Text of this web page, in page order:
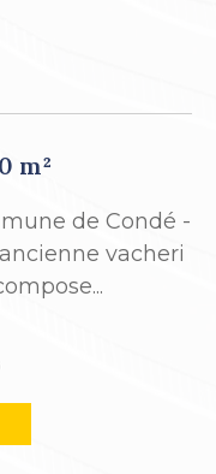
m²
Maison com
dégagement, s
à manger avec...